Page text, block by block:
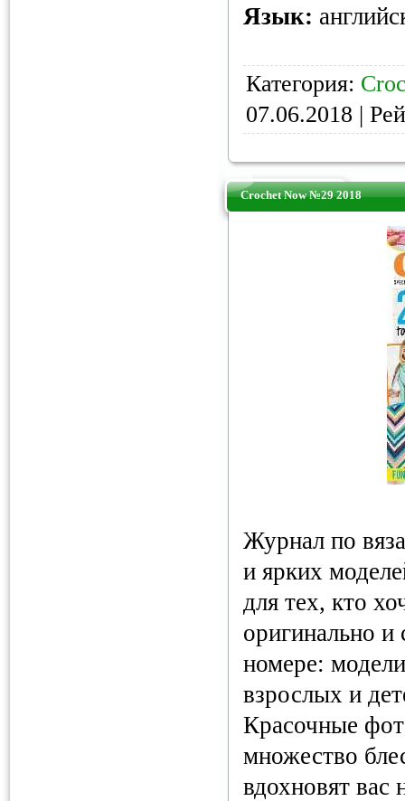
Язык:
Категория:
07.06.2018 |
Crochet Now №29 2018
Журнал по
и ярких
для тех, кто
оригинально
номере:
взрослых и
Красочные
множество
вдохновят вас